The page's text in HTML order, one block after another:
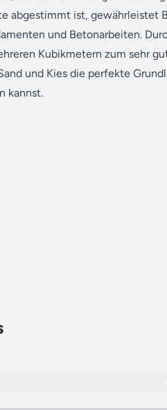
abgestimmt ist, gewährleistet
und Betonarbeiten.
Kubikmetern zum sehr
und Kies die perfekte
kannst.